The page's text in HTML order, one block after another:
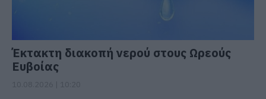
Έκτακτη διακοπή νερού στους Ωρεούς
Ευβοίας